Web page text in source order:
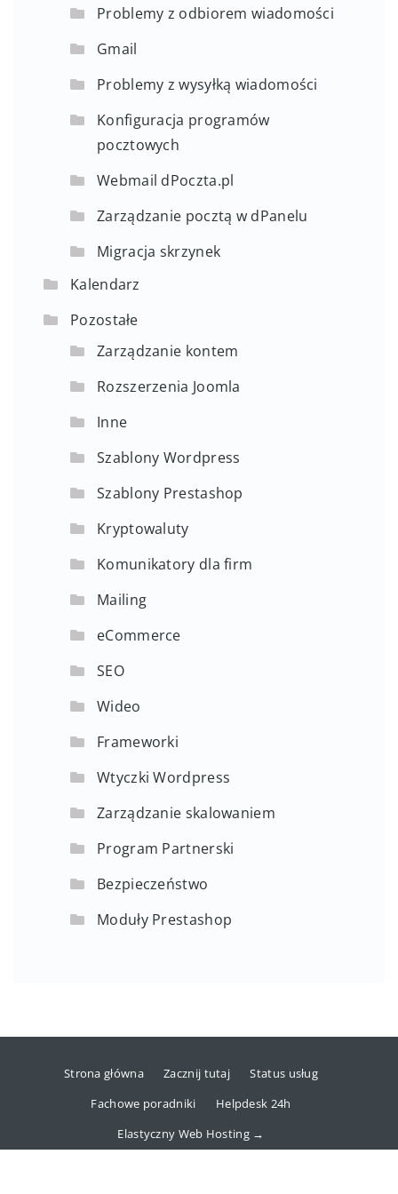
Problemy z odbiorem wiadomości
Gmail
Problemy z wysyłką wiadomości
Konfiguracja programów
pocztowych
Webmail dPoczta.pl
Zarządzanie pocztą w dPanelu
Migracja skrzynek
Kalendarz
Pozostałe
Zarządzanie kontem
Rozszerzenia Joomla
Inne
Szablony Wordpress
Szablony Prestashop
Kryptowaluty
Komunikatory dla firm
Mailing
eCommerce
SEO
Wideo
Frameworki
Wtyczki Wordpress
Zarządzanie skalowaniem
Program Partnerski
Bezpieczeństwo
Moduły Prestashop
Strona główna Zacznij tutaj
Status usług
Fachowe poradniki
Helpdesk 24h
Elastyczny Web Hosting →